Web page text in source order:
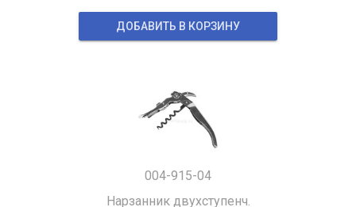
ДОБАВИТЬ В КОРЗИНУ
004-915-04
Нарзанник двухступенч.